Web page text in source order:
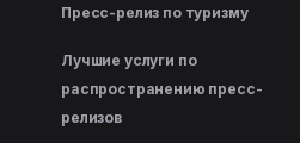
Пресс-релиз по туризму
Лучшие услуги по
распространению пресс-
релизов